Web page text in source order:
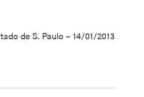
de S. Paulo – 14/01/2013